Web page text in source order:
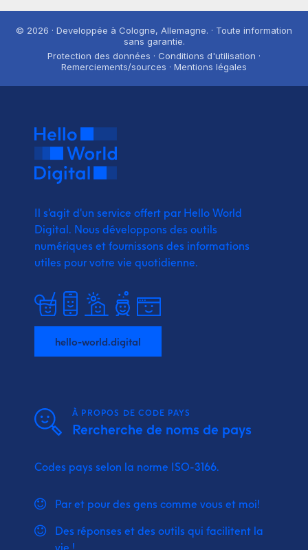
© 2026 · Developpée à Cologne, Allemagne. · Toute information
sans garantie.
Protection des données · Conditions d'utilisation ·
Remerciements/sources · Mentions légales
Il s'agit d'un service offert par Hello World
Digital. Nous développons des outils
numériques et fournissons des informations
utiles pour votre vie quotidienne.
hello-world.digital
À PROPOS DE CODE PAYS
Rercherche de noms de pays
Codes pays selon la norme ISO-3166.
Par et pour des gens comme vous et moi!
Des réponses et des outils qui facilitent la
vie !